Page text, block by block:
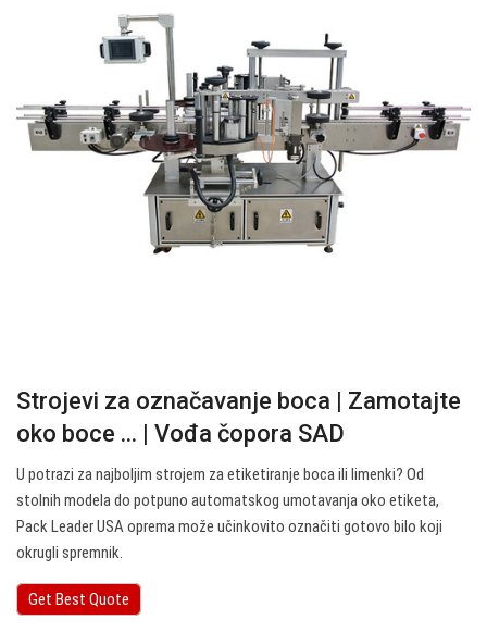
Strojevi za označavanje boca | Zamotajte
oko boce ... | Vođa čopora SAD
U potrazi za najboljim strojem za etiketiranje boca ili limenki? Od
stolnih modela do potpuno automatskog umotavanja oko etiketa,
Pack Leader USA oprema može učinkovito označiti gotovo bilo koji
okrugli spremnik.
Get Best Quote